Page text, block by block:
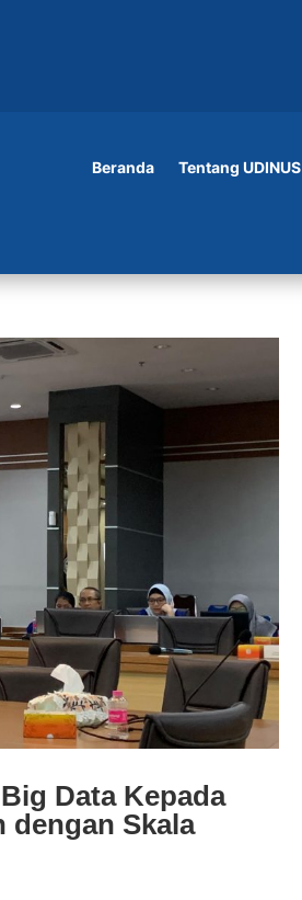
Beranda Tentang UDINUS
Data Kepada
dengan Skala